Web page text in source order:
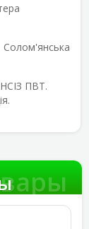
ПВТ.